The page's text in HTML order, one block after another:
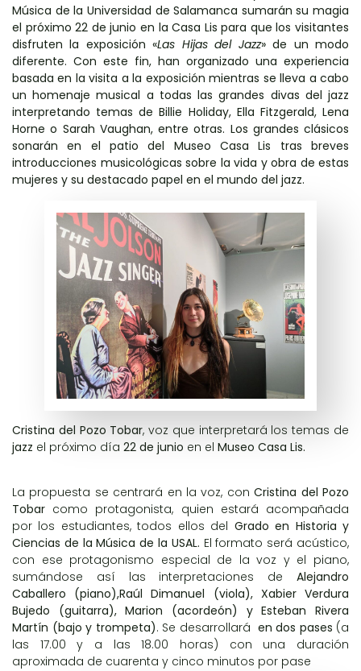
Música de la Universidad de Salamanca sumarán su magia
el próximo 22 de junio en la Casa Lis para que los visitantes
disfruten la exposición «Las Hijas del Jazz» de un modo
diferente. Con este fin, han organizado una experiencia
basada en la visita a la exposición mientras se lleva a cabo
un homenaje musical a todas las grandes divas del jazz
interpretando temas de Billie Holiday, Ella Fitzgerald, Lena
Horne o Sarah Vaughan, entre otras. Los grandes clásicos
sonarán en el patio del Museo Casa Lis tras breves
introducciones musicológicas sobre la vida y obra de estas
mujeres y su destacado papel en el mundo del jazz.
Cristina del Pozo Tobar, voz que interpretará los temas de
jazz el próximo día 22 de junio en el Museo Casa Lis.
La propuesta se centrará en la voz, conCristina del Pozo
Tobar como protagonista, quien estará acompañada
por los estudiantes, todos ellos del Grado en Historia y
Ciencias de la Música de la USAL. El formato será acústico,
con ese protagonismo especial de la voz y el piano,
sumándose así las interpretaciones de Alejandro
Caballero (piano),Raúl Dimanuel (viola), Xabier Verdura
Bujedo (guitarra), Marion (acordeón) y Esteban Rivera
Martín (bajo y trompeta). Se desarrollará en dos pases (a
las 17.00 y a las 18.00 horas) con una duración
aproximada de cuarenta y cinco minutos por pase